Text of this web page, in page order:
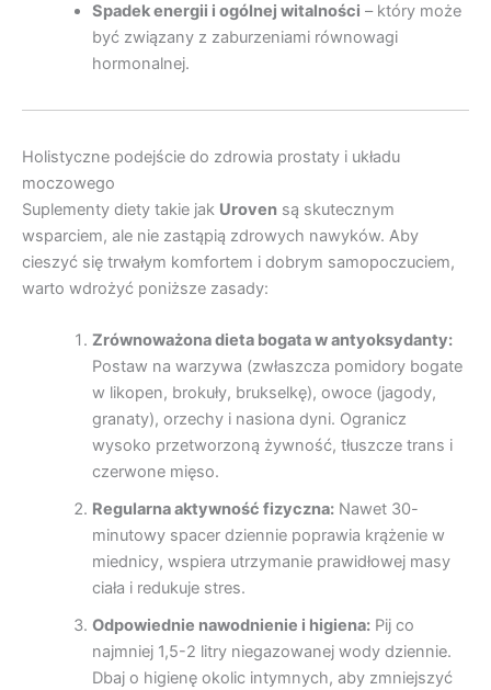
Spadek energii i ogólnej witalności – który może
być związany z zaburzeniami równowagi
hormonalnej.
Holistyczne podejście do zdrowia prostaty i układu
moczowego
Suplementy diety takie jak Uroven są skutecznym
wsparciem, ale nie zastąpią zdrowych nawyków. Aby
cieszyć się trwałym komfortem i dobrym samopoczuciem,
warto wdrożyć poniższe zasady:
Zrównoważona dieta bogata w antyoksydanty:
Postaw na warzywa (zwłaszcza pomidory bogate
w likopen, brokuły, brukselkę), owoce (jagody,
granaty), orzechy i nasiona dyni. Ogranicz
wysoko przetworzoną żywność, tłuszcze trans i
czerwone mięso.
Regularna aktywność fizyczna:Nawet 30-
minutowy spacer dziennie poprawia krążenie w
miednicy, wspiera utrzymanie prawidłowej masy
ciała i redukuje stres.
Odpowiednie nawodnienie i higiena:Pij co
najmniej 1,5-2 litry niegazowanej wody dziennie.
Dbaj o higienę okolic intymnych, aby zmniejszyć